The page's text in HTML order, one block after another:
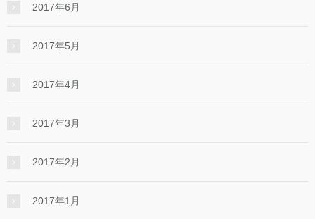
2017年6月
2017年5月
2017年4月
2017年3月
2017年2月
2017年1月